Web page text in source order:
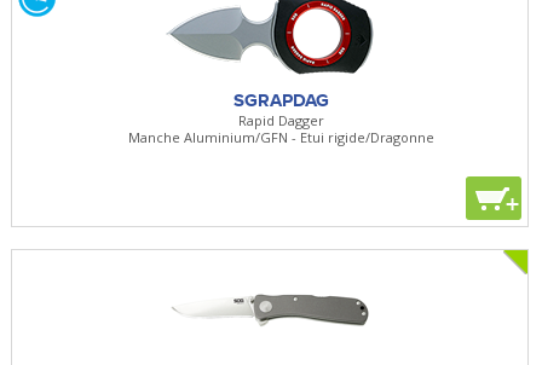
SGRAPDAG
Rapid Dagger
Manche Aluminium/GFN - Etui rigide/Dragonne
+